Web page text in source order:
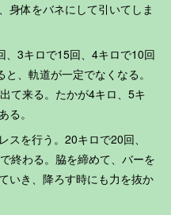
身体をバネにして引いてしま
3キロで15回、4キロで10回
、軌道が一定でなくなる。
て来る。たかが4キロ、5キ
る。
を行う。20キロで20回、
終わる。脇を締めて、バーを
いき、降ろす時にも力を抜か